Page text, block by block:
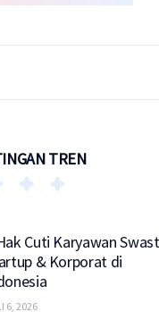
TREN
Cuti Karyawan
& Korporat di
6, 2026